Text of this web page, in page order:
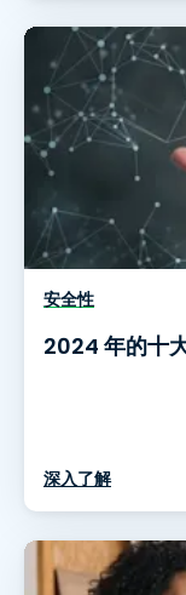
安全性
2024 年的十
深入了解